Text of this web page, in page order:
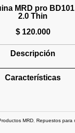
MRD pro
2.0 Thin
$120.000
Descripción
Características
MRD, Repuestos para